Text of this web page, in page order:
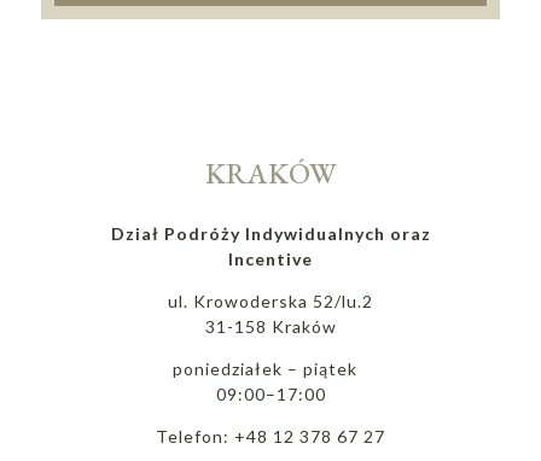
KRAKÓW
Dział Podróży Indywidualnych oraz
Incentive
ul. Krowoderska 52/lu.2
31-158 Kraków
poniedziałek – piątek
09:00–17:00
Telefon: +48 12 378 67 27